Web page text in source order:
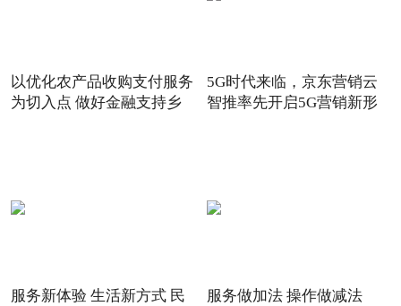
以优化农产品收购支付服务
为切入点 做好金融支持乡
5G时代来临，京东营销云
智推率先开启5G营销新形
服务新体验 生活新方式 民
服务做加法 操作做减法